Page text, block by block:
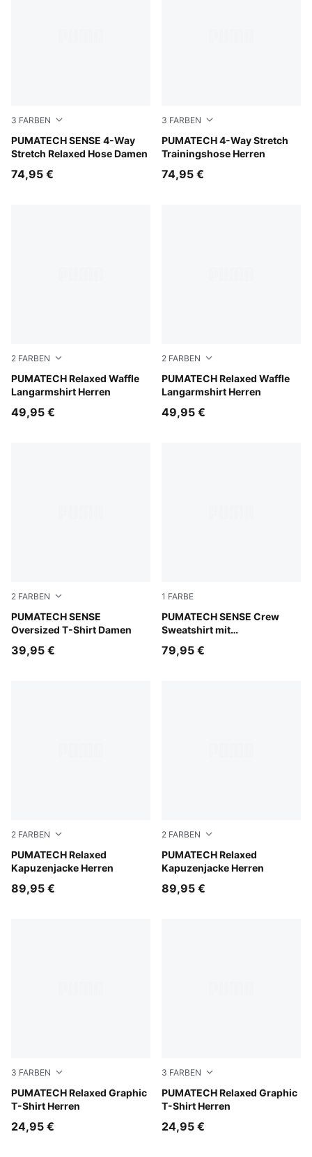
3 FARBEN
PUMATECH SENSE 4-Way
Stretch Relaxed Hose Damen
Inky Depths
74,95 €
3 FARBEN
PUMATECH 4-Way Stretch
Trainingshose Herren
Puma Black
74,95 €
2 FARBEN
PUMATECH Relaxed Waffle
Langarmshirt Herren
Silver Fog
49,95 €
2 FARBEN
PUMATECH Relaxed Waffle
Langarmshirt Herren
Puma Black
49,95 €
2 FARBEN
PUMATECH SENSE
Oversized T-Shirt Damen
Puma Black
39,95 €
1 FARBE
PUMATECH SENSE Crew
Sweatshirt mit
und Ballonärmeln Damen
Puma Black
79,95 €
2 FARBEN
PUMATECH Relaxed
Kapuzenjacke Herren
Chai Latte
89,95 €
2 FARBEN
PUMATECH Relaxed
Kapuzenjacke Herren
Puma Black
89,95 €
3 FARBEN
PUMATECH Relaxed Graphic
T-Shirt Herren
Moody Gray
24,95 €
3 FARBEN
PUMATECH Relaxed Graphic
T-Shirt Herren
Silver Fog
24,95 €